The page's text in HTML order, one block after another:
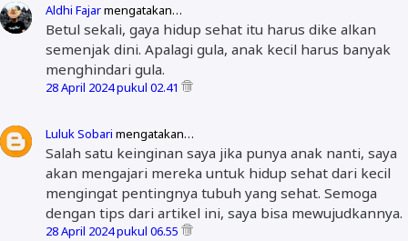
Aldhi Fajarmengatakan…
Betul sekali, gaya hidup sehat itu harus dike alkan
semenjak dini. Apalagi gula, anak kecil harus banyak
menghindari gula.
28 April 2024 pukul 02.41
Luluk Sobari mengatakan…
Salah satu keinginan saya jika punya anak nanti, saya
akan mengajari mereka untuk hidup sehat dari kecil
mengingat pentingnya tubuh yang sehat. Semoga
dengan tips dari artikel ini, saya bisa mewujudkannya.
28 April 2024 pukul 06.55